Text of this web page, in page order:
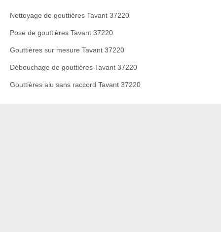
Nettoyage de gouttières Tavant 37220
Pose de gouttières Tavant 37220
Gouttières sur mesure Tavant 37220
Débouchage de gouttières Tavant 37220
Gouttières alu sans raccord Tavant 37220